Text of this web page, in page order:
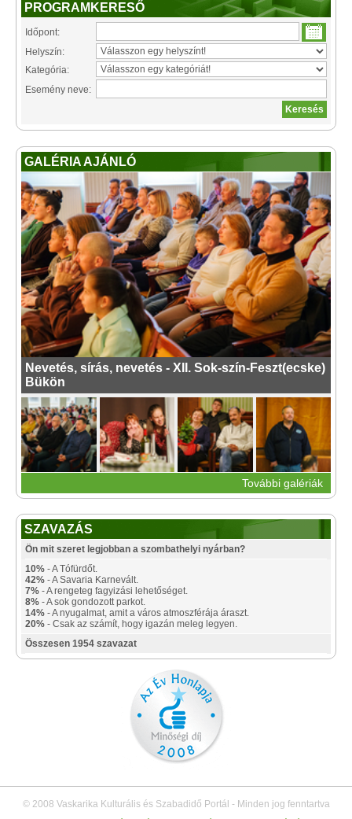
PROGRAMKERESŐ
Időpont:
Helyszín:
Kategória:
Esemény neve:
GALÉRIA AJÁNLÓ
Nevetés, sírás, nevetés - XII. Sok-szín-Feszt(ecske)
Bükön
További galériák
SZAVAZÁS
Ön mit szeret legjobban a szombathelyi nyárban?
10% - A Tófürdőt.
42% - A Savaria Karnevált.
7% - A rengeteg fagyizási lehetőséget.
8% - A sok gondozott parkot.
14% - A nyugalmat, amit a város atmoszférája áraszt.
20% - Csak az számít, hogy igazán meleg legyen.
Összesen 1954 szavazat
© 2008 Vaskarika Kulturális és Szabadidő Portál - Minden jog fenntartva